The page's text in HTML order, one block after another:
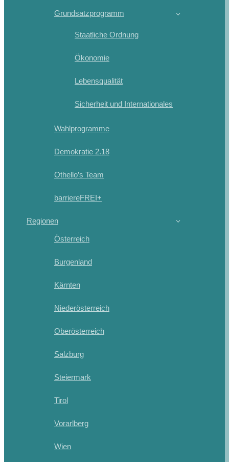
Grundsatzprogramm
Staatliche Ordnung
Ökonomie
Lebensqualität
Sicherheit und Internationales
Wahlprogramme
Demokratie 2.18
Othello’s Team
barriereFREI+
Regionen
Österreich
Burgenland
Kärnten
Niederösterreich
Oberösterreich
Salzburg
Steiermark
Tirol
Vorarlberg
Wien